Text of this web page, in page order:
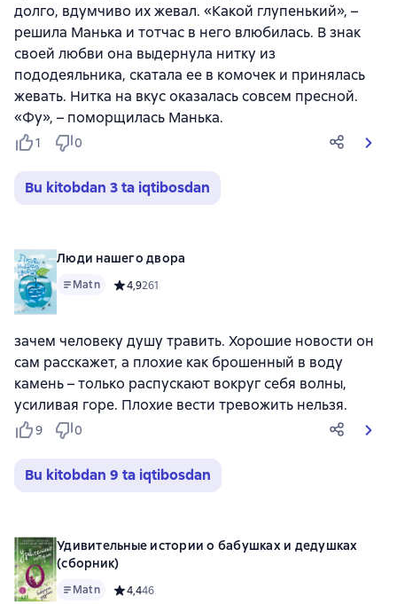
долго, вдумчиво их жевал. «Какой глупенький», –
решила Манька и тотчас в него влюбилась. В знак
своей любви она выдернула нитку из
пододеяльника, скатала ее в комочек и принялась
жевать. Нитка на вкус оказалась совсем пресной.
«Фу», – поморщилась Манька.
1 0
Bu kitobdan 3 ta iqtibosdan
Люди нашего двора
Matn Средний рейтинг 4,9 на основе 261 оценок
4,9261
зачем человеку душу травить. Хорошие новости он
сам расскажет, а плохие как брошенный в воду
камень – только распускают вокруг себя волны,
усиливая горе. Плохие вести тревожить нельзя.
9 0
Bu kitobdan 9 ta iqtibosdan
Удивительные истории о бабушках и дедушках
(сборник)
Matn Средний рейтинг 4,4 на основе 46 оценок
4,446